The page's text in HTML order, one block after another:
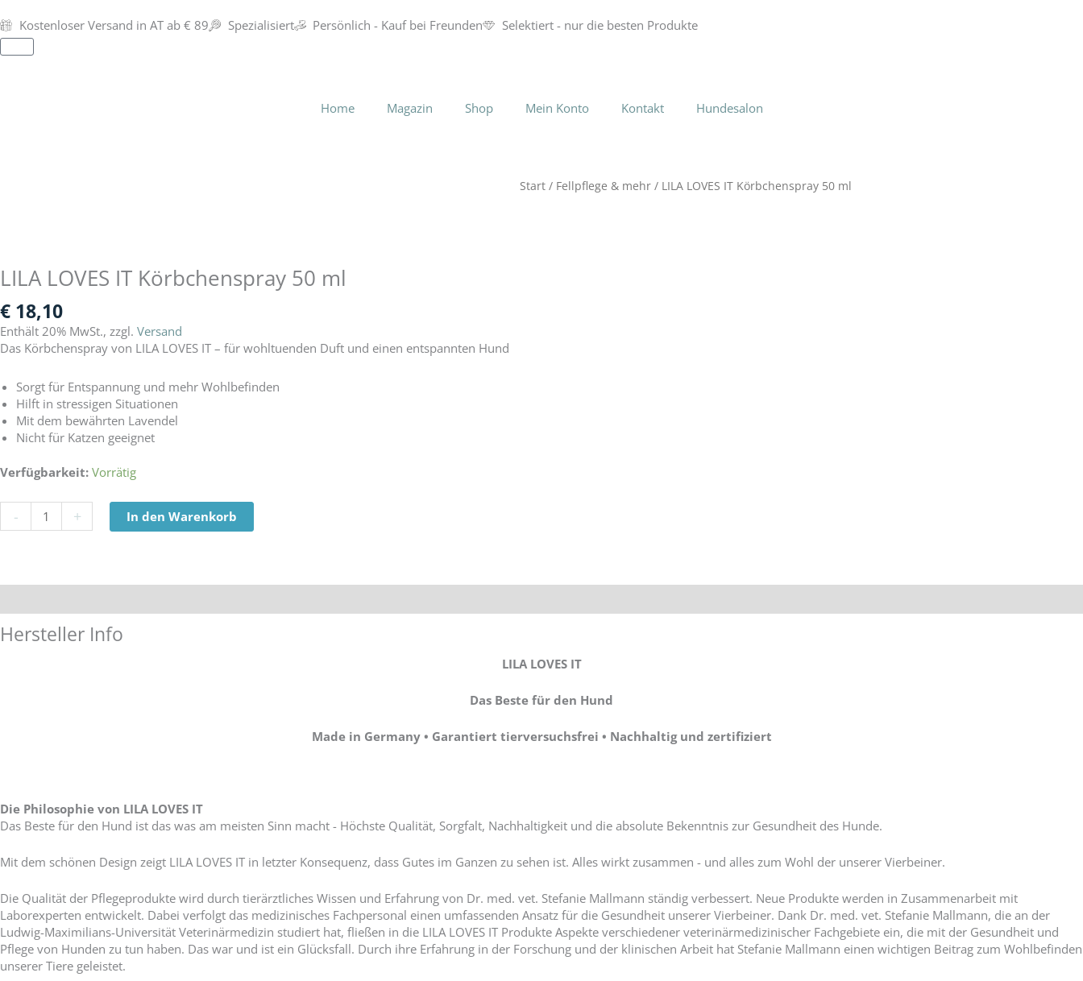
Inhalt
springen
Kostenloser Versand in AT ab € 89 Spezialisiert Persönlich - Kauf bei Freunden
Selektiert - nur die besten Produkte
Warenkorb
Home Magazin Shop Mein Konto Kontakt Hundesalon
Start / Fellpflege & mehr / LILA LOVES IT Körbchenspray 50 ml
LILA LOVES IT Körbchenspray 50 ml
€ 18,10
Enthält 20% MwSt., zzgl. Versand
Das Körbchenspray von LILA LOVES IT – für wohltuenden Duft und einen entspannten Hund
Sorgt für Entspannung und mehr Wohlbefinden
Hilft in stressigen Situationen
Mit dem bewährten Lavendel
Nicht für Katzen geeignet
Verfügbarkeit: Vorrätig
-
LILA
IT
Körbchenspray
+ In den Warenkorb
Hersteller Info
LILA LOVES IT
Das Beste für den Hund
Made in Germany • Garantiert tierversuchsfrei • Nachhaltig und zertifiziert
Die Philosophie von LILA LOVES IT
Das Beste für den Hund ist das was am meisten Sinn macht - Höchste Qualität, Sorgfalt, Nachhaltigkeit und die absolute Bekenntnis zur Gesundheit des Hunde.
Mit dem schönen Design zeigt LILA LOVES IT in letzter Konsequenz, dass Gutes im Ganzen zu sehen ist. Alles wirkt zusammen - und alles zum Wohl der unserer Vierbeiner.
Die Qualität der Pflegeprodukte wird durch tierärztliches Wissen und Erfahrung von Dr. med. vet. Stefanie Mallmann ständig verbessert. Neue Produkte werden in Zusammenarbeit mit
Laborexperten entwickelt. Dabei verfolgt das medizinisches Fachpersonal einen umfassenden Ansatz für die Gesundheit unserer Vierbeiner. Dank Dr. med. vet. Stefanie Mallmann, die an der
Ludwig-Maximilians-Universität Veterinärmedizin studiert hat, fließen in die LILA LOVES IT Produkte Aspekte verschiedener veterinärmedizinischer Fachgebiete ein, die mit der Gesundheit und
Pflege von Hunden zu tun haben. Das war und ist ein Glücksfall. Durch ihre Erfahrung in der Forschung und der klinischen Arbeit hat Stefanie Mallmann einen wichtigen Beitrag zum Wohlbefinden
unserer Tiere geleistet.